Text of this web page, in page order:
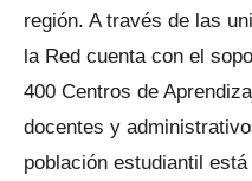
región. A través de las
la Red cuenta con el
400 Centros de
docentes y
población estudiantil